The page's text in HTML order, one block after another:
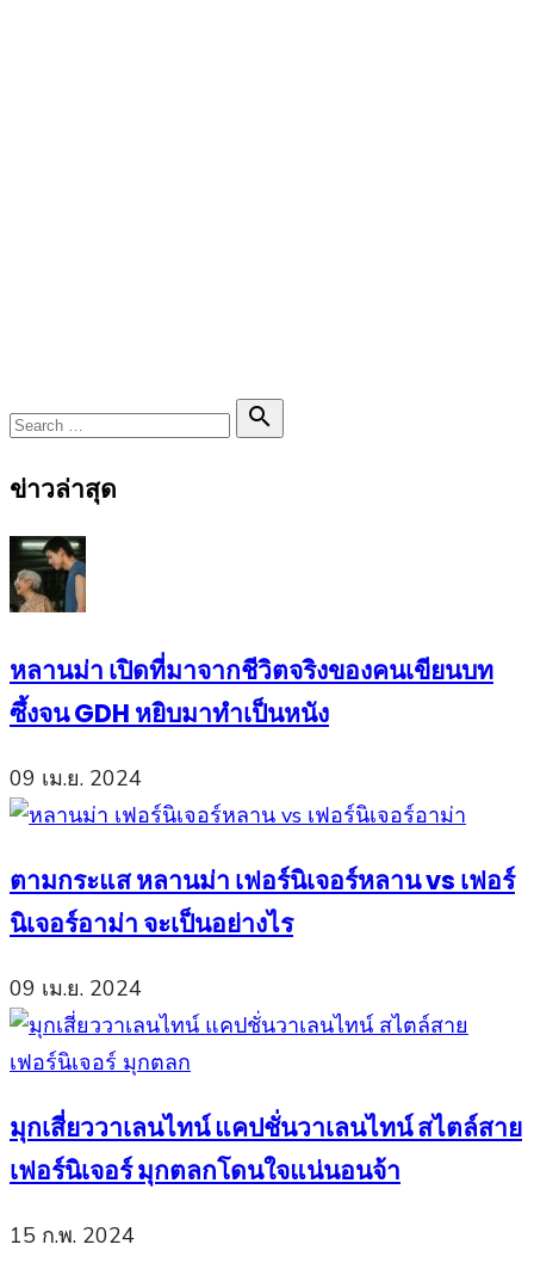
Search

Search
ข่าวล่าสุด
หลานม่า เปิดที่มาจากชีวิตจริงของคนเขียนบท
ซึ้งจน GDH หยิบมาทำเป็นหนัง
09 เม.ย. 2024
ตามกระแส หลานม่า เฟอร์นิเจอร์หลาน vs เฟอร์
นิเจอร์อาม่า จะเป็นอย่างไร
09 เม.ย. 2024
มุกเสี่ยววาเลนไทน์ แคปชั่นวาเลนไทน์ สไตล์สาย
เฟอร์นิเจอร์ มุกตลกโดนใจแน่นอนจ้า
15 ก.พ. 2024